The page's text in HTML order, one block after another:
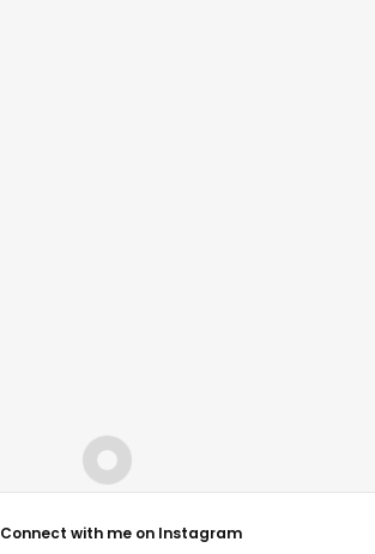
Connect with me on Instagram